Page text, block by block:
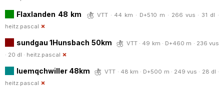
Flaxlanden 48 km
VTT · 44 km · D+510 m · 266 vus · 31 dl ·
heitz.pascal
sundgau 1Hunsbach 50km
VTT · 49 km · D+460 m · 236 vus
· 20 dl · heitz.pascal
luemqchwiller 48km
VTT · 48 km · D+500 m · 249 vus · 28 dl ·
heitz.pascal